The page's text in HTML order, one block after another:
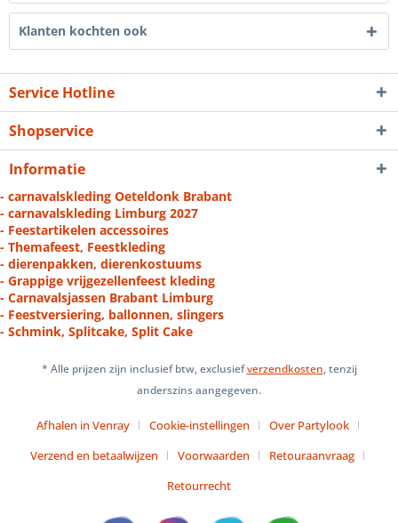
Klanten kochten ook
Service Hotline
Shopservice
Informatie
- carnavalskleding Oeteldonk Brabant
- carnavalskleding Limburg 2027
- Feestartikelen accessoires
- Themafeest, Feestkleding
- dierenpakken, dierenkostuums
- Grappige vrijgezellenfeest kleding
- Carnavalsjassen Brabant Limburg
- Feestversiering, ballonnen, slingers
- Schmink, Splitcake, Split Cake
* Alle prijzen zijn inclusief btw, exclusiefverzendkosten, tenzij
anderszins aangegeven.
Afhalen in Venray Cookie-instellingen
Over Partylook
Verzend en betaalwijzen
Voorwaarden
Retouraanvraag
Retourrecht